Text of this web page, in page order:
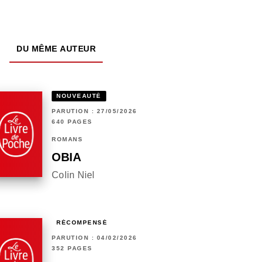
DU MÊME AUTEUR
NOUVEAUTÉ
PARUTION : 27/05/2026
640 PAGES
ROMANS
OBIA
Colin Niel
RÉCOMPENSÉ
PARUTION : 04/02/2026
352 PAGES